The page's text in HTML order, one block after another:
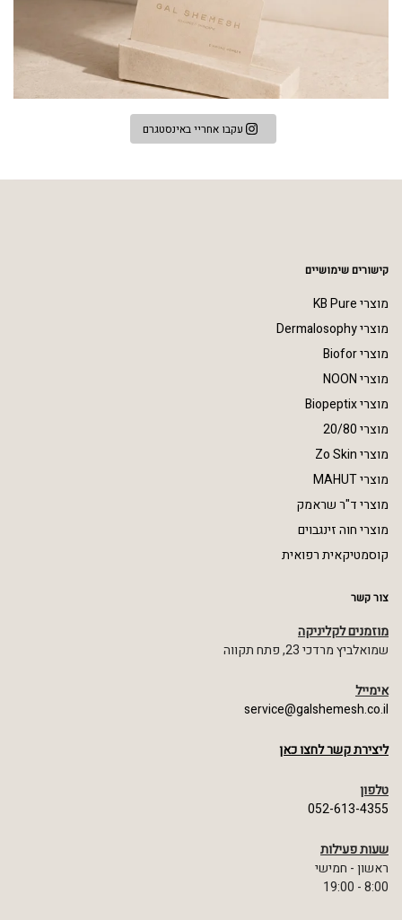
עקבו אחריי באינסטגרם
קישורים שימושיים
מוצרי KB Pure
מוצרי Dermalosophy
מוצרי Biofor
מוצרי NOON
מוצרי Biopeptix
מוצרי 20/80
מוצרי Zo Skin
מוצרי MAHUT
מוצרי ד"ר שראמק
מוצרי חוה זינגבוים
קוסמטיקאית רפואית
צור קשר
מוזמנים לקליניקה
שמואלביץ מרדכי 23, פתח תקווה
אימייל
service@galshemesh.co.il
ליצירת קשר לחצו כאן
טלפון
052-613-4355
שעות פעילות
ראשון - חמישי
8:00 - 19:00